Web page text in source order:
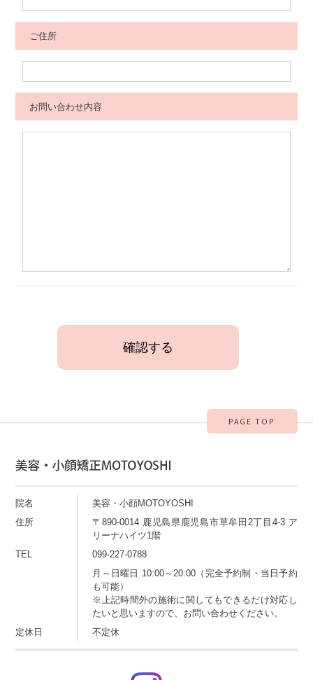
ご住所
お問い合わせ内容
院名
美容・小顔MOTOYOSHI
住所
〒890-0014 鹿児島県鹿児島市草牟田2丁目4-3 ア
リーナハイツ1階
TEL
099-227-0788
月～日曜日 10:00～20:00（完全予約制・当日予約
も可能）
※上記時間外の施術に関してもできるだけ対応し
たいと思いますので、お問い合わせください。
定休日
不定休
PAGE TOP